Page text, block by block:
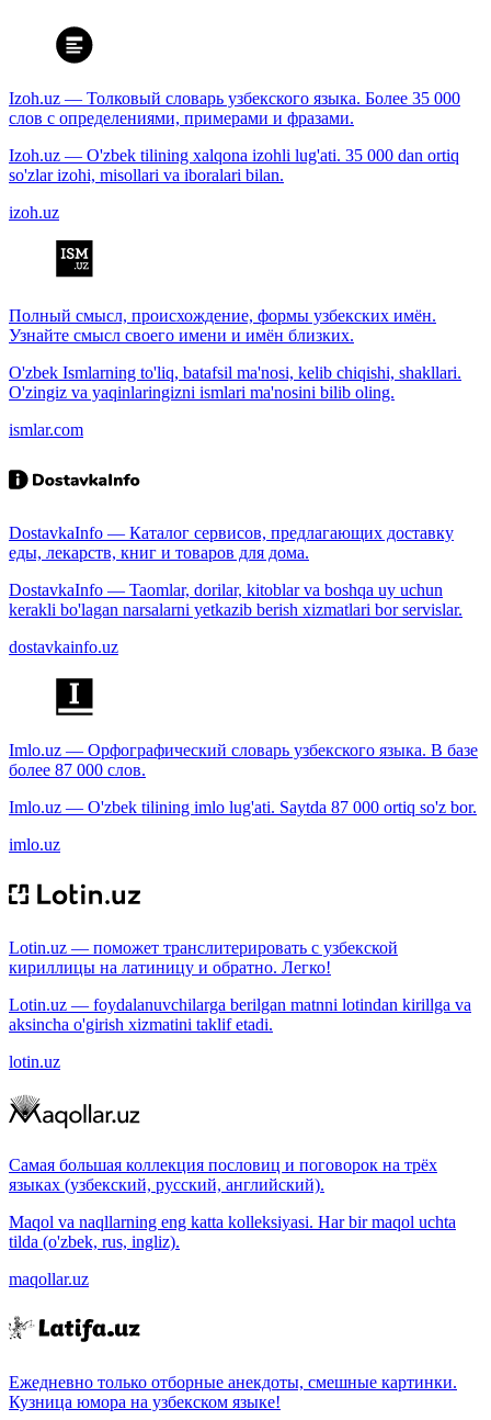
Izoh.uz — Толковый словарь узбекского языка. Более 35 000
слов с определениями, примерами и фразами.
Izoh.uz — O'zbek tilining xalqona izohli lug'ati. 35 000 dan ortiq
so'zlar izohi, misollari va iboralari bilan.
izoh.uz
Полный смысл, происхождение, формы узбекских имён.
Узнайте смысл своего имени и имён близких.
O'zbek Ismlarning to'liq, batafsil ma'nosi, kelib chiqishi, shakllari.
O'zingiz va yaqinlaringizni ismlari ma'nosini bilib oling.
ismlar.com
DostavkaInfo — Каталог сервисов, предлагающих доставку
еды, лекарств, книг и товаров для дома.
DostavkaInfo — Taomlar, dorilar, kitoblar va boshqa uy uchun
kerakli bo'lagan narsalarni yetkazib berish xizmatlari bor servislar.
dostavkainfo.uz
Imlo.uz — Орфографический словарь узбекского языка. В базе
более 87 000 слов.
Imlo.uz — O'zbek tilining imlo lug'ati. Saytda 87 000 ortiq so'z bor.
imlo.uz
Lotin.uz — поможет транслитерировать с узбекской
кириллицы на латиницу и обратно. Легко!
Lotin.uz — foydalanuvchilarga berilgan matnni lotindan kirillga va
aksincha o'girish xizmatini taklif etadi.
lotin.uz
Самая большая коллекция пословиц и поговорок на трёх
языках (узбекский, русский, английский).
Maqol va naqllarning eng katta kolleksiyasi. Har bir maqol uchta
tilda (o'zbek, rus, ingliz).
maqollar.uz
Ежедневно только отборные анекдоты, смешные картинки.
Кузница юмора на узбекском языке!